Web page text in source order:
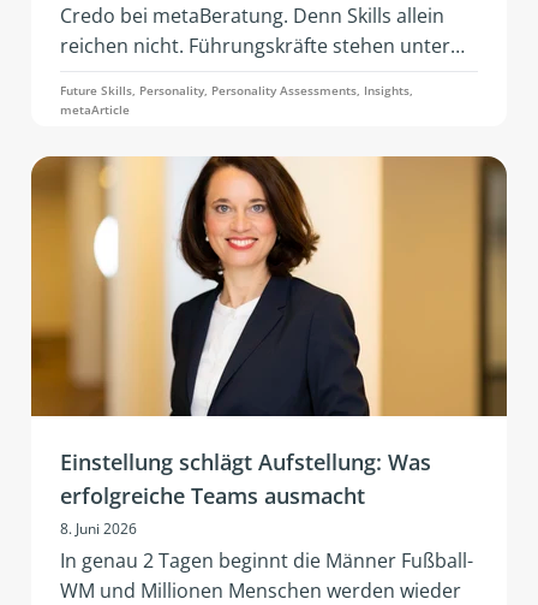
Credo bei metaBeratung. Denn Skills allein
reichen nicht. Führungskräfte stehen unter
konstantem Anpassungsdruck: geopolitische
Spannungen, wirtschaftliche Instabilität,
Geschäftsmodelle und Teambedarfe. Gefragt
ist Resilienz – also die Fähigkeit, unter Stress
handlungsfähig, emotional stabil und sozial
wirksam zu bleiben.
Future Skills, Personality, Personality Assessments, Insights,
metaArticle
Einstellung schlägt Aufstellung: Was
erfolgreiche Teams ausmacht
8. Juni 2026
In genau 2 Tagen beginnt die Männer Fußball-
WM und Millionen Menschen werden wieder